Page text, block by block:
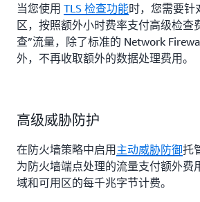
当您使用 TLS 检查功能时，您需要针
区，按照额外小时费率支付高级检查
查”流量，除了标准的 Network
外，不再收取额外的数据处理费用。
高级威胁防护
在防火墙策略中启用 主动威胁防御托
为防火墙端点处理的流量支付额外费
域和可用区的每千兆字节计费。